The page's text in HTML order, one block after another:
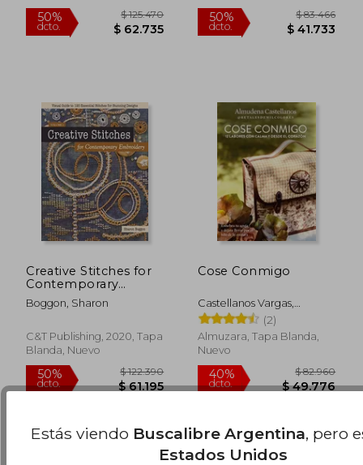
50%
dcto. $ 44.839
50%
dcto. $
Inglés)
Creative Stitches for
Contemporary
Embroidery: Visual
Guide to 120 Essential
Designs (en Inglés)
Boggon, Sharon
C&T Publishing, 2020, Tapa
Blanda, Nuevo
Cose Conmigo
Castellanos Vargas,
Almudena
(2)
Almuzara, Tapa Blanda,
Nuevo
Estás viendo Buscalibre Argentina, pero
Estados Unidos